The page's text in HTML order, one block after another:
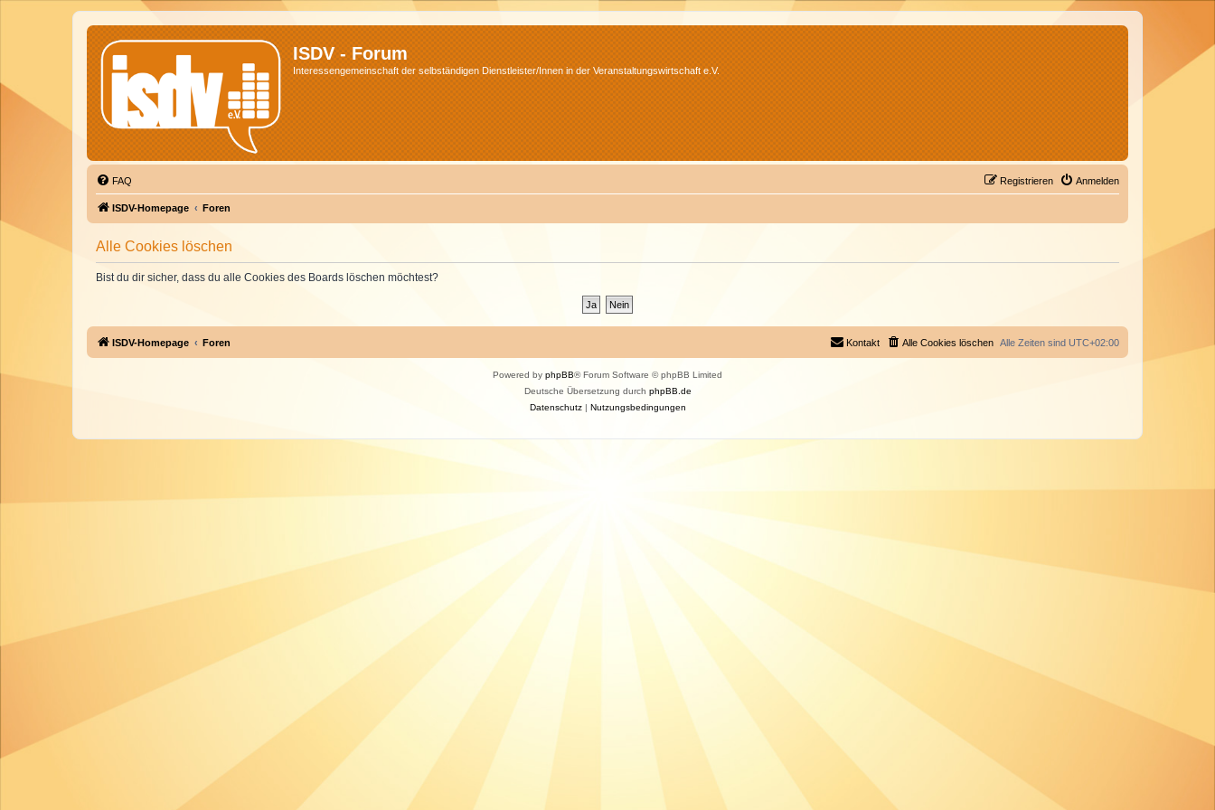
ISDV - Forum
Interessengemeinschaft der selbständigen Dienstleister/Innen in der Veranstaltungswirtschaft e.V.
FAQ Anmelden
Registrieren
ISDV-Homepage Foren
Alle Cookies löschen
Bist du dir sicher, dass du alle Cookies des Boards löschen möchtest?
ISDV-Homepage Foren Alle Zeiten sind UTC+02:00
Alle Cookies löschen
Kontakt
Powered by phpBB® Forum Software © phpBB Limited
Deutsche Übersetzung durch phpBB.de
Datenschutz| Nutzungsbedingungen